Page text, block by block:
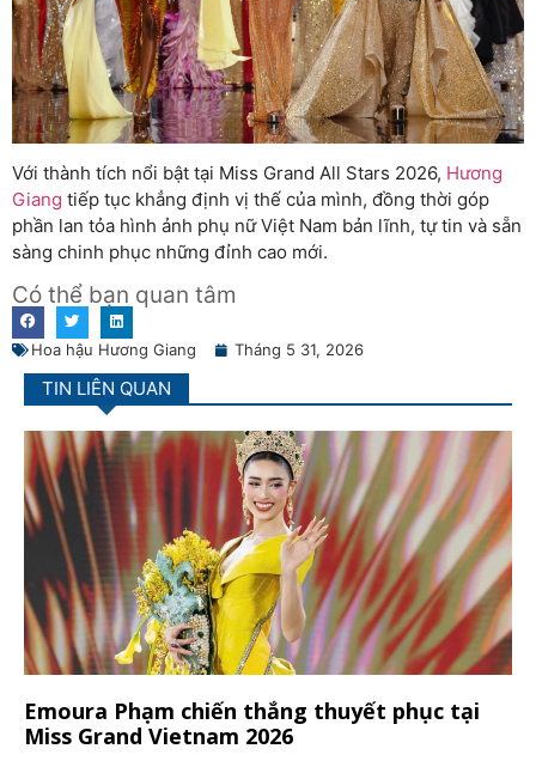
Với thành tích nổi bật tại Miss Grand All Stars 2026, Hương
Giang tiếp tục khẳng định vị thế của mình, đồng thời góp
phần lan tỏa hình ảnh phụ nữ Việt Nam bản lĩnh, tự tin và sẵn
sàng chinh phục những đỉnh cao mới.
Có thể bạn quan tâm
Hoa hậu Hương Giang Tháng 5 31, 2026
TIN LIÊN QUAN
Emoura Phạm chiến thắng thuyết phục tại
Miss Grand Vietnam 2026